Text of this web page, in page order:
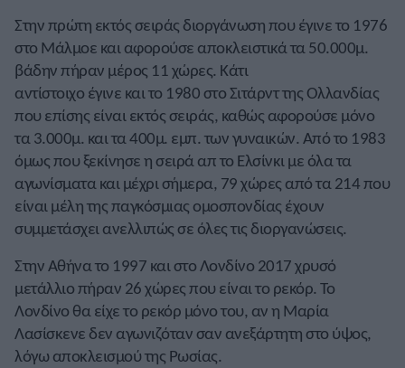
Στην πρώτη εκτός σειράς διοργάνωση που έγινε το 1976
στο Μάλμοε και αφορούσε αποκλειστικά τα 50.000μ.
βάδην πήραν μέρος 11 χώρες. Κάτι
αντίστοιχο έγινε και το 1980 στο Σιτάρντ της Ολλανδίας
που επίσης είναι εκτός σειράς, καθώς αφορούσε μόνο
τα 3.000μ. και τα 400μ. εμπ. των γυναικών. Από το 1983
όμως που ξεκίνησε η σειρά απ το Ελσίνκι με όλα τα
αγωνίσματα και μέχρι σήμερα, 79 χώρες από τα 214 που
είναι μέλη της παγκόσμιας ομοσπονδίας έχουν
συμμετάσχει ανελλιπώς σε όλες τις διοργανώσεις.
Στην Αθήνα το 1997 και στο Λονδίνο 2017 χρυσό
μετάλλιο πήραν 26 χώρες που είναι το ρεκόρ. Το
Λονδίνο θα είχε το ρεκόρ μόνο του, αν η Μαρία
Λασίσκενε δεν αγωνιζόταν σαν ανεξάρτητη στο ύψος,
λόγω αποκλεισμού της Ρωσίας.